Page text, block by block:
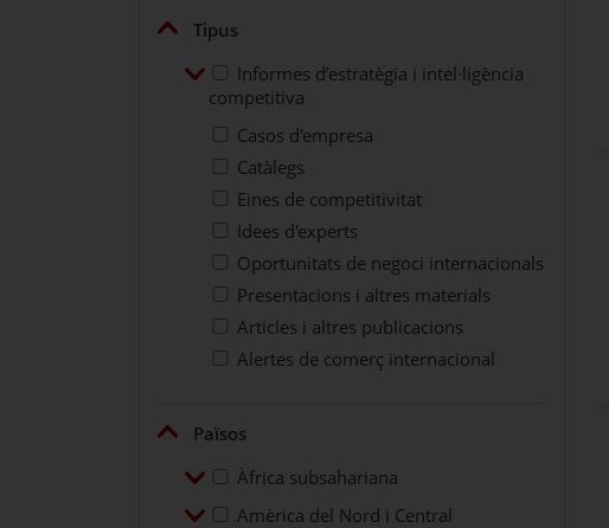
Plegar
Tipus
DesplegarInformes d’estratègia i intel·ligència
Informes d’estratègia i intel·ligència
competitiva
Casos d'empresa
Catàlegs
Eines de competitivitat
Idees d'experts
Oportunitats de negoci internacionals
Presentacions i altres materials
Articles i altres publicacions
Alertes de comerç internacional
Plegar
Països
DesplegarÀfrica subsahariana
Àfrica subsahariana
DesplegarAmèrica del Nord i Central
Amèrica del Nord i Central